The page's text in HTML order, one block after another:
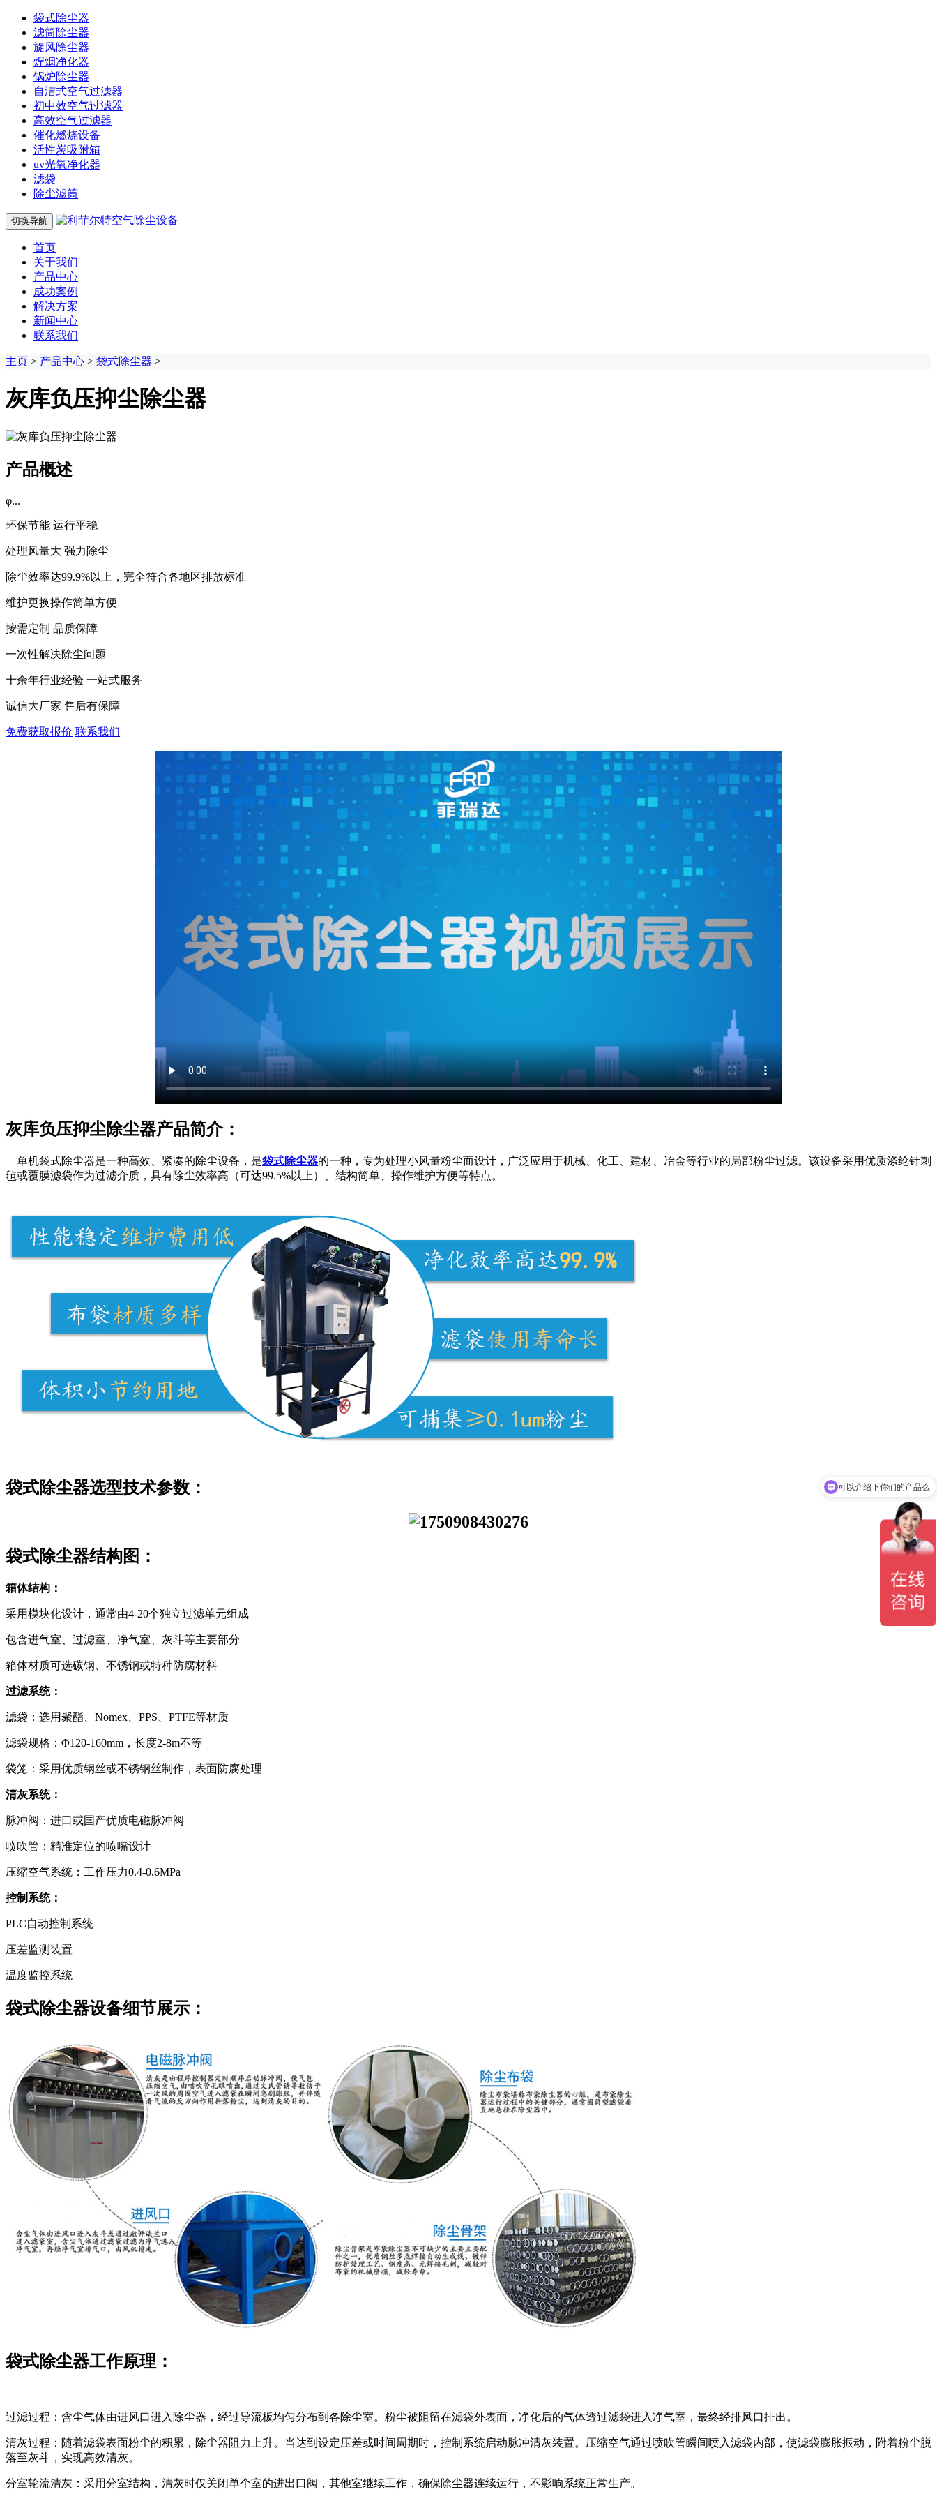
袋式除尘器
滤筒除尘器
旋风除尘器
焊烟净化器
锅炉除尘器
自洁式空气过滤器
初中效空气过滤器
高效空气过滤器
催化燃烧设备
活性炭吸附箱
uv光氧净化器
滤袋
除尘滤筒
切换导航
首页
关于我们
产品中心
成功案例
解决方案
新闻中心
联系我们
主页 > 产品中心 > 袋式除尘器 >
灰库负压抑尘除尘器
产品概述
φ...
环保节能 运行平稳
处理风量大 强力除尘
除尘效率达99.9%以上，完全符合各地区排放标准
维护更换操作简单方便
按需定制 品质保障
一次性解决除尘问题
十余年行业经验 一站式服务
诚信大厂家 售后有保障
免费获取报价 联系我们
灰库负压抑尘除尘器产品简介：
单机袋式除尘器是一种高效、紧凑的除尘设备，是袋式除尘器的一种，专为处理小风量粉尘而设计，广泛应用于机械、化工、建材、冶金等行业的局部粉尘过滤。该设备采用优质涤纶针刺
毡或覆膜滤袋作为过滤介质，具有除尘效率高（可达99.5%以上）、结构简单、操作维护方便等特点。
袋式除尘器选型技术参数：
袋式除尘器结构图：
箱体结构：
采用模块化设计，通常由4-20个独立过滤单元组成
包含进气室、过滤室、净气室、灰斗等主要部分
箱体材质可选碳钢、不锈钢或特种防腐材料
过滤系统：
滤袋：选用聚酯、Nomex、PPS、PTFE等材质
滤袋规格：Φ120-160mm，长度2-8m不等
袋笼：采用优质钢丝或不锈钢丝制作，表面防腐处理
清灰系统：
脉冲阀：进口或国产优质电磁脉冲阀
喷吹管：精准定位的喷嘴设计
压缩空气系统：工作压力0.4-0.6MPa
控制系统：
PLC自动控制系统
压差监测装置
温度监控系统
袋式除尘器设备细节展示：
袋式除尘器工作原理：
过滤过程：含尘气体由进风口进入除尘器，经过导流板均匀分布到各除尘室。粉尘被阻留在滤袋外表面，净化后的气体透过滤袋进入净气室，最终经排风口排出。
清灰过程：随着滤袋表面粉尘的积累，除尘器阻力上升。当达到设定压差或时间周期时，控制系统启动脉冲清灰装置。压缩空气通过喷吹管瞬间喷入滤袋内部，使滤袋膨胀振动，附着粉尘脱
落至灰斗，实现高效清灰。
分室轮流清灰：采用分室结构，清灰时仅关闭单个室的进出口阀，其他室继续工作，确保除尘器连续运行，不影响系统正常生产。
可以介绍下你们的产品么